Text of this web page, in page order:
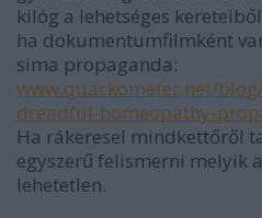
kilóg a lehetséges
ha dokumentumfilmként
sima propaganda:
www.quackometer.net/
dreadful-homeopathy-
Ha rákeresel mindkettőről
egyszerű felismerni melyik
lehetetlen.